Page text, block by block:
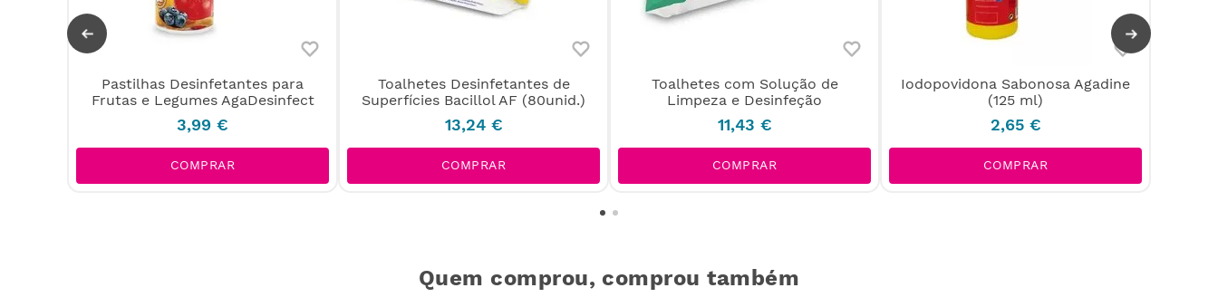
Pastilhas Desinfetantes para
Frutas e Legumes AgaDesinfect
3,99 €
COMPRAR
Toalhetes Desinfetantes de
Superfícies Bacillol AF (80unid.)
13,24 €
COMPRAR
Toalhetes com Solução de
Limpeza e Desinfeção
11,43 €
COMPRAR
Iodopovidona Sabonosa Agadine
(125 ml)
2,65 €
COMPRAR
Quem comprou, comprou também